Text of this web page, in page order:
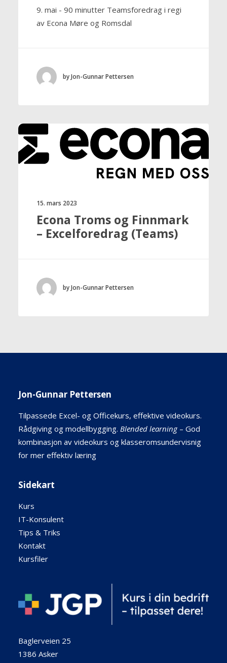
9. mai - 90 minutter Teamsforedrag i regi
av Econa Møre og Romsdal
by Jon-Gunnar Pettersen
15. mars 2023
Econa Troms og Finnmark
– Excelforedrag (Teams)
by Jon-Gunnar Pettersen
Jon-Gunnar Pettersen
Tilpassede Excel- og Officekurs, effektive videokurs.
Rådgiving og modellbygging. Blended learning– God
kombinasjon av videokurs og klasseromsundervisnig
for mer effektiv læring
Sidekart
Kurs
IT-Konsulent
Tips & Triks
Kontakt
Kursfiler
Baglerveien 25
1386 Asker